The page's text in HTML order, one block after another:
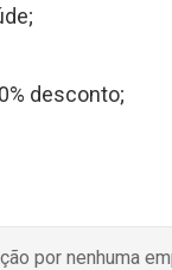
desconto;
por nenhuma